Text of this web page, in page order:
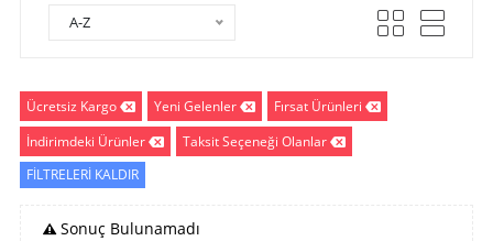
A-Z
Ücretsiz Kargo Yeni Gelenler
Fırsat Ürünleri
İndirimdeki Ürünler
Taksit Seçeneği Olanlar
FİLTRELERİ KALDIR
Sonuç Bulunamadı